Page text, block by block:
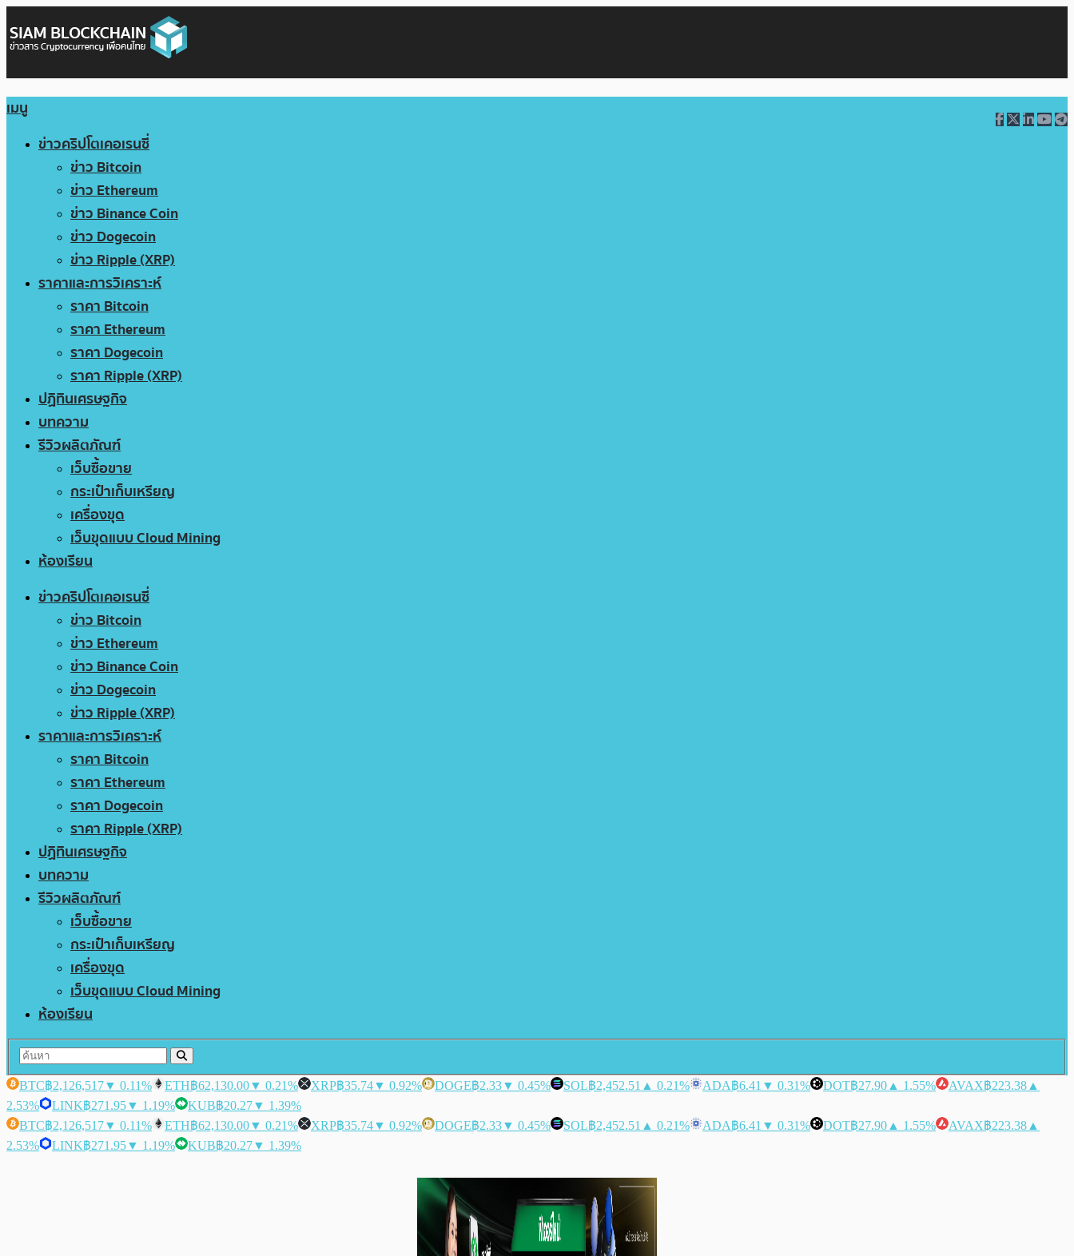
เมนู
ข่าวคริปโตเคอเรนซี่
ข่าว Bitcoin
ข่าว Ethereum
ข่าว Binance Coin
ข่าว Dogecoin
ข่าว Ripple (XRP)
ราคาและการวิเคราะห์
ราคา Bitcoin
ราคา Ethereum
ราคา Dogecoin
ราคา Ripple (XRP)
ปฏิทินเศรษฐกิจ
บทความ
รีวิวผลิตภัณฑ์
เว็บซื้อขาย
กระเป๋าเก็บเหรียญ
เครื่องขุด
เว็บขุดแบบ Cloud Mining
ห้องเรียน
ข่าวคริปโตเคอเรนซี่
ข่าว Bitcoin
ข่าว Ethereum
ข่าว Binance Coin
ข่าว Dogecoin
ข่าว Ripple (XRP)
ราคาและการวิเคราะห์
ราคา Bitcoin
ราคา Ethereum
ราคา Dogecoin
ราคา Ripple (XRP)
ปฏิทินเศรษฐกิจ
บทความ
รีวิวผลิตภัณฑ์
เว็บซื้อขาย
กระเป๋าเก็บเหรียญ
เครื่องขุด
เว็บขุดแบบ Cloud Mining
ห้องเรียน
BTC฿2,126,517▼ 0.11% ETH฿62,130.00▼ 0.21% XRP฿35.74▼ 0.92% DOGE฿2.33▼ 0.45% SOL฿2,452.51 ▲ 0.21% ADA฿6.41 ▼ 0.31% DOT฿27.90 ▲ 1.55% AVAX฿223.38 ▲
2.53%
LINK฿271.95▼ 1.19% KUB฿20.27▼ 1.39%
BTC฿2,126,517▼ 0.11% ETH฿62,130.00▼ 0.21% XRP฿35.74▼ 0.92% DOGE฿2.33▼ 0.45% SOL฿2,452.51 ▲ 0.21% ADA฿6.41 ▼ 0.31% DOT฿27.90 ▲ 1.55% AVAX฿223.38 ▲
2.53%
LINK฿271.95▼ 1.19% KUB฿20.27▼ 1.39%